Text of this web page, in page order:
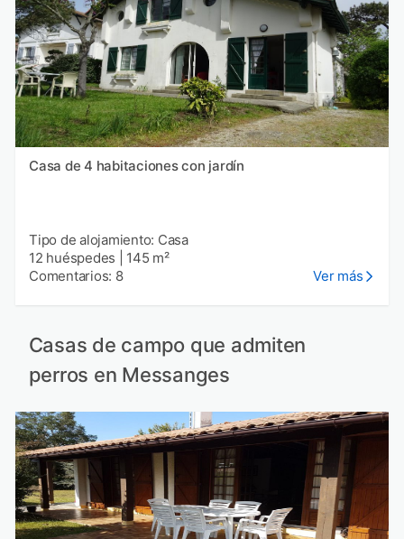
Casa de 4 habitaciones con jardín
Tipo de alojamiento: Casa
12 huéspedes
145 m²
Comentarios: 8
Ver más
Casas de campo que admiten
perros en Messanges